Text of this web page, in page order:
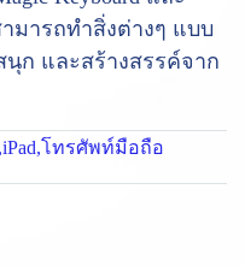
มารถทำสิ่งต่างๆ แบบ
นุก และสร้างสรรค์จาก
,iPad,โทรศัพท์มือถือ